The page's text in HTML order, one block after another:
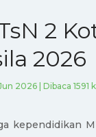
2
2026
2026 | Dibaca 1591
kependidikan